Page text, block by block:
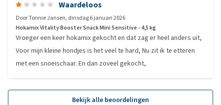
Waardeloos
DoorTonnie Jansen, dinsdag 6 januari 2026
Hokamix Vitality Booster Snack Mini Sensitive - 4,5 kg
Vroeger een keer hokamix gekocht en dat zag er heel anders uit,
Voor mijn kleine hondjes is het veel te hard, Nu zit ik te etteren
met een snoeischaar. En dan zoveel gekocht,
Bekijk alle beoordelingen